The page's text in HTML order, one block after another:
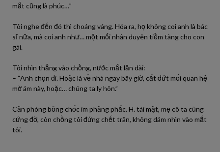
mắt cũng là phúc…”
Tôi nghe đến đó thì choáng váng. Hóa ra, họ không coi anh là bác
sĩ nữa, mà coi anh như… một mối nhân duyên tiềm tàng cho con
gái.
Tôi nhìn thẳng vào chồng, nước mắt lăn dài:
– “Anh chọn đi. Hoặc là về nhà ngay bây giờ, cắt đứt mối quan hệ
mờ ám này, hoặc… chúng ta ly hôn.”
Căn phòng bỗng chốc im phăng phắc. H. tái mặt, mẹ cô ta cũng
cứng đờ, còn chồng tôi đứng chết trân, không dám nhìn vào mắt
tôi.